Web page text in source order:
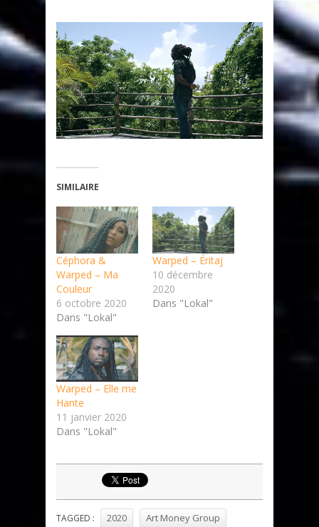
SIMILAIRE
Céphora &
Warped – Ma
Couleur
6 octobre 2020
Dans "Lokal"
Warped – Éritaj
10 décembre
2020
Dans "Lokal"
Warped – Elle me
Hante
11 janvier 2020
Dans "Lokal"
TAGGED : 2020
Art Money Group